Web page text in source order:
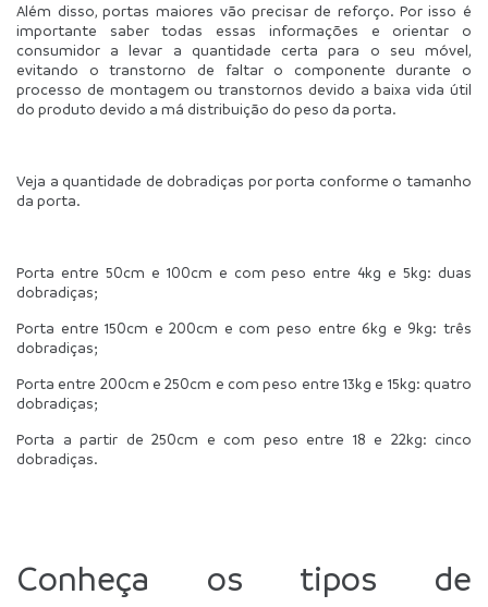
Além disso, portas maiores vão precisar de reforço. Por isso é
importante saber todas essas informações e orientar o
consumidor a levar a quantidade certa para o seu móvel,
evitando o transtorno de faltar o componente durante o
processo de montagem ou transtornos devido a baixa vida útil
do produto devido a má distribuição do peso da porta.
Veja a quantidade de dobradiças por porta conforme o tamanho
da porta.
Porta entre 50cm e 100cm e com peso entre 4kg e 5kg: duas
dobradiças;
Porta entre 150cm e 200cm e com peso entre 6kg e 9kg: três
dobradiças;
Porta entre 200cm e 250cm e com peso entre 13kg e 15kg: quatro
dobradiças;
Porta a partir de 250cm e com peso entre 18 e 22kg: cinco
dobradiças.
Conheça os tipos de